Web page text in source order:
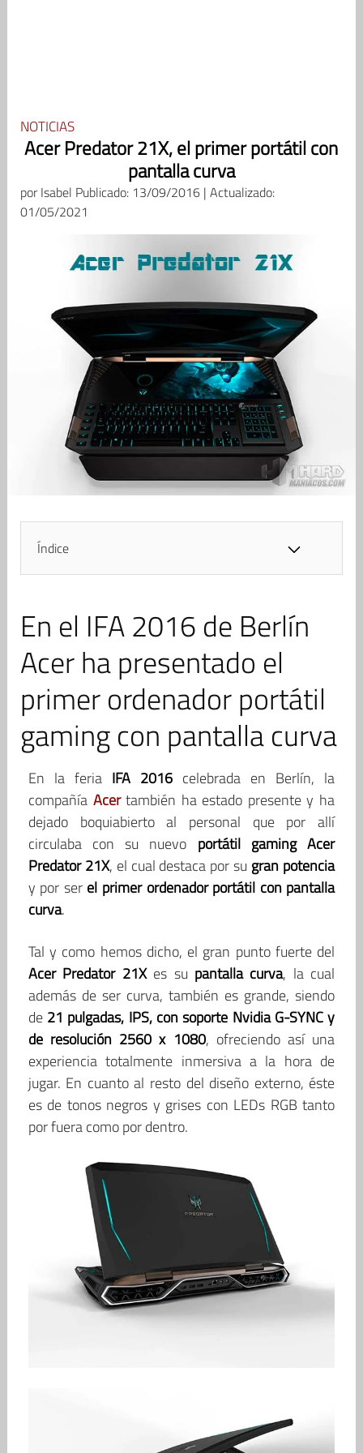
NOTICIAS
Acer Predator 21X, el primer portátil con
pantalla curva
porIsabel Publicado: 13/09/2016 | Actualizado:
01/05/2021
Índice
En el IFA 2016 de Berlín
Acer ha presentado el
primer ordenador portátil
gaming con pantalla curva
En la feria IFA 2016 celebrada en Berlín, la
compañía Acertambién ha estado presente y ha
dejado boquiabierto al personal que por allí
circulaba con su nuevo portátil gaming Acer
Predator 21X, el cual destaca por su gran potencia
y por ser el primer ordenador portátil con pantalla
curva.
Tal y como hemos dicho, el gran punto fuerte del
Acer Predator 21Xes su pantalla curva, la cual
además de ser curva, también es grande, siendo
de 21 pulgadas, IPS, con soporte Nvidia G-SYNC y
de resolución 2560 x 1080, ofreciendo así una
experiencia totalmente inmersiva a la hora de
jugar. En cuanto al resto del diseño externo, éste
es de tonos negros y grises con LEDs RGB tanto
por fuera como por dentro.